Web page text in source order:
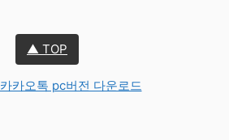
▲ TOP
카카오톡 pc버전 다운로드